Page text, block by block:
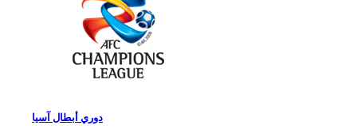
دوري أبطال آسيا